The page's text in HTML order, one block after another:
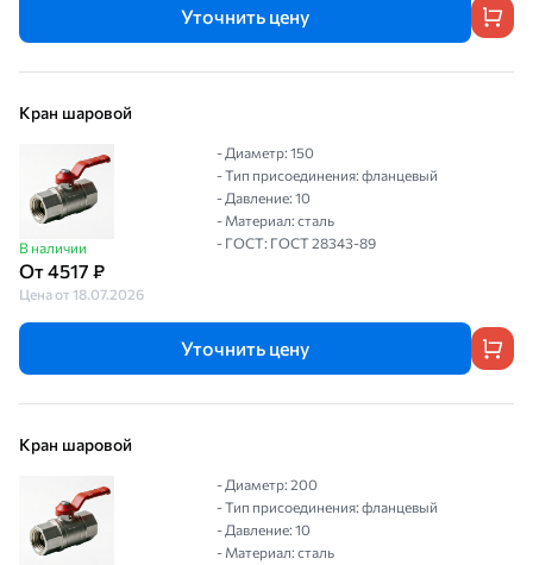
Уточнить цену
Кран шаровой
В наличии
От 4517 ₽
Цена от 18.07.2026
- Диаметр: 150
- Тип присоединения: фланцевый
- Давление: 10
- Материал: сталь
- ГОСТ: ГОСТ 28343-89
Уточнить цену
Кран шаровой
- Диаметр: 200
- Тип присоединения: фланцевый
- Давление: 10
- Материал: сталь